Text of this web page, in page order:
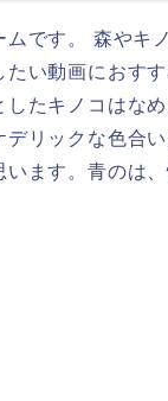
です。 森やキ
い動画におす
たキノコはな
リックな色合
ます。青のは